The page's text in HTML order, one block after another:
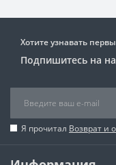
Хотите узнавать
Подпишитесь на
Я прочитал Возврат и